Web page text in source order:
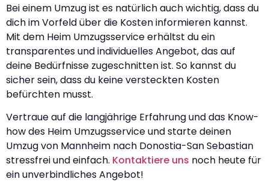
Bei einem Umzug ist es natürlich auch wichtig, dass du
dich im Vorfeld über die Kosten informieren kannst.
Mit dem Heim Umzugsservice erhältst du ein
transparentes und individuelles Angebot, das auf
deine Bedürfnisse zugeschnitten ist. So kannst du
sicher sein, dass du keine versteckten Kosten
befürchten musst.
Vertraue auf die langjährige Erfahrung und das Know-
how des Heim Umzugsservice und starte deinen
Umzug von Mannheim nach Donostia-San Sebastian
stressfrei und einfach. Kontaktiere uns noch heute für
ein unverbindliches Angebot!